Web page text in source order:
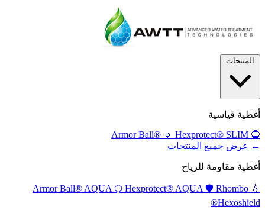
المنتجات
أغطية قياسية
🔵
🔹 Hexprotect® SLIM
← عرض جميع المنتجات
أغطية مقاومة للرياح
💧
⬡ Hexprotect® AQUA 🛡️ Rhombo
Hexoshield®